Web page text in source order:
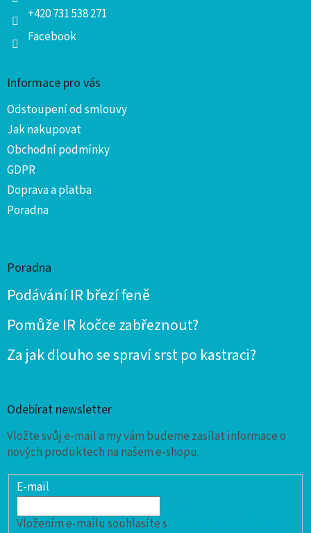
+420 731 538 271
Facebook
Informace pro vás
Odstoupení od smlouvy
Jak nakupovat
Obchodní podmínky
GDPR
Doprava a platba
Poradna
Poradna
Podávání IR březí feně
Pomůže IR kočce zabřeznout?
Za jak dlouho se spraví srst po kastraci?
Odebírat newsletter
Vložte svůj e-mail a my vám budeme zasílat informace o
nových produktech na našem e-shopu.
E-mail
Vložením e-mailu souhlasíte s